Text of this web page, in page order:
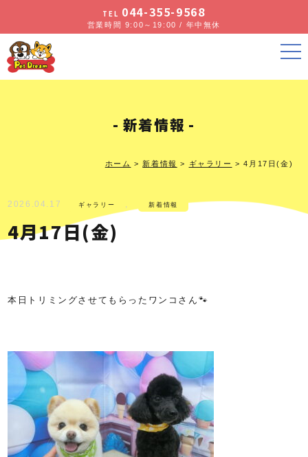
TEL 044-355-9568
営業時間 9:00～19:00 / 年中無休
新着情報
ホーム > 新着情報 > ギャラリー >4月17日(金)
2026.04.17 ギャラリー 新着情報
4月17日(金)
本日トリミングさせてもらったワンコさん🐾